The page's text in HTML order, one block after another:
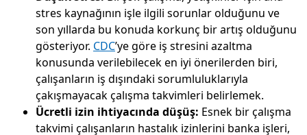
stres kaynağının işle ilgili sorunlar olduğunu ve
son yıllarda bu konuda korkunç bir artış olduğunu
gösteriyor. CDC’ye göre iş stresini azaltma
konusunda verilebilecek en iyi önerilerden biri,
çalışanların iş dışındaki sorumluluklarıyla
çakışmayacak çalışma takvimleri belirlemek.
Ücretli izin ihtiyacında düşüş: Esnek bir çalışma
takvimi çalışanların hastalık izinlerini banka işleri,